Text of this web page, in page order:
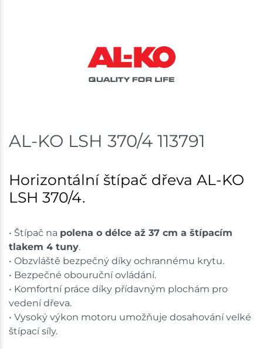
AL-KO LSH 370/4 113791
Horizontální štípač dřeva AL-KO
LSH 370/4.
• Štípač na polena o délce až 37 cm a štípacím
tlakem 4 tuny.
• Obzvláště bezpečný díky ochrannému krytu.
• Bezpečné obouruční ovládání.
• Komfortní práce díky přídavným plochám pro
vedení dřeva.
• Vysoký výkon motoru umožňuje dosahování velké
štípací síly.